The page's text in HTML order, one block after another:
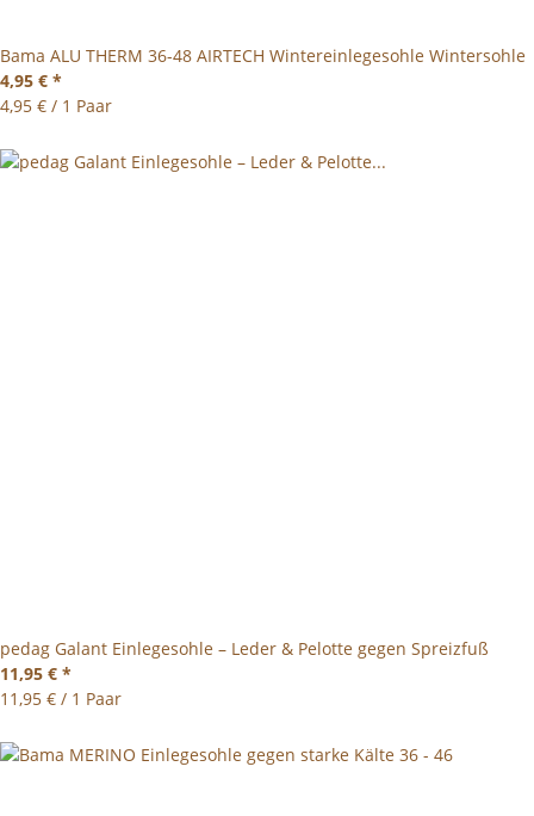
Bama ALU THERM 36-48 AIRTECH Wintereinlegesohle Wintersohle
4,95 € *
4,95 € / 1 Paar
pedag Galant Einlegesohle – Leder & Pelotte gegen Spreizfuß
11,95 € *
11,95 € / 1 Paar